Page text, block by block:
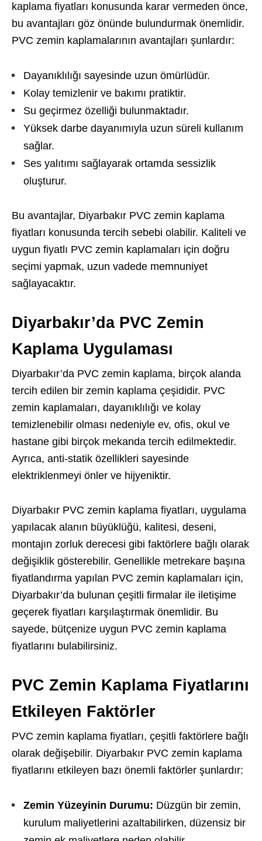
kaplama fiyatları konusunda karar vermeden önce,
bu avantajları göz önünde bulundurmak önemlidir.
PVC zemin kaplamalarının avantajları şunlardır:
Dayanıklılığı sayesinde uzun ömürlüdür.
Kolay temizlenir ve bakımı pratiktir.
Su geçirmez özelliği bulunmaktadır.
Yüksek darbe dayanımıyla uzun süreli kullanım
sağlar.
Ses yalıtımı sağlayarak ortamda sessizlik
oluşturur.
Bu avantajlar, Diyarbakır PVC zemin kaplama
fiyatları konusunda tercih sebebi olabilir. Kaliteli ve
uygun fiyatlı PVC zemin kaplamaları için doğru
seçimi yapmak, uzun vadede memnuniyet
sağlayacaktır.
Diyarbakır’da PVC Zemin
Kaplama Uygulaması
Diyarbakır’da PVC zemin kaplama, birçok alanda
tercih edilen bir zemin kaplama çeşididir. PVC
zemin kaplamaları, dayanıklılığı ve kolay
temizlenebilir olması nedeniyle ev, ofis, okul ve
hastane gibi birçok mekanda tercih edilmektedir.
Ayrıca, anti-statik özellikleri sayesinde
elektriklenmeyi önler ve hijyeniktir.
Diyarbakır PVC zemin kaplama fiyatları, uygulama
yapılacak alanın büyüklüğü, kalitesi, deseni,
montajın zorluk derecesi gibi faktörlere bağlı olarak
değişiklik gösterebilir. Genellikle metrekare başına
fiyatlandırma yapılan PVC zemin kaplamaları için,
Diyarbakır’da bulunan çeşitli firmalar ile iletişime
geçerek fiyatları karşılaştırmak önemlidir. Bu
sayede, bütçenize uygun PVC zemin kaplama
fiyatlarını bulabilirsiniz.
PVC Zemin Kaplama Fiyatlarını
Etkileyen Faktörler
PVC zemin kaplama fiyatları, çeşitli faktörlere bağlı
olarak değişebilir. Diyarbakır PVC zemin kaplama
fiyatlarını etkileyen bazı önemli faktörler şunlardır:
Zemin Yüzeyinin Durumu: Düzgün bir zemin,
kurulum maliyetlerini azaltabilirken, düzensiz bir